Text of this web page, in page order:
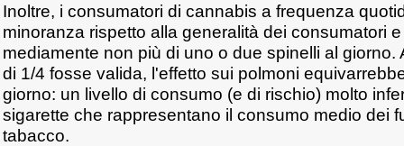
Inoltre, i consumatori di cannabis a frequenza
minoranza rispetto alla generalità dei consumatori
mediamente non più di uno o due spinelli al
di 1/4 fosse valida, l'effetto sui polmoni
giorno: un livello di consumo (e di rischio) molto
sigarette che rappresentano il consumo medio dei
tabacco.